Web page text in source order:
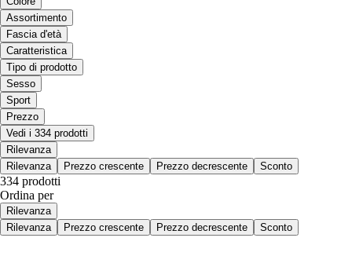
Assortimento
Fascia d'età
Caratteristica
Tipo di prodotto
Sesso
Sport
Prezzo
Vedi i 334 prodotti
Rilevanza
Rilevanza
Prezzo crescente Prezzo decrescente Sconto
334 prodotti
Ordina per
Rilevanza
Rilevanza
Prezzo crescente Prezzo decrescente Sconto